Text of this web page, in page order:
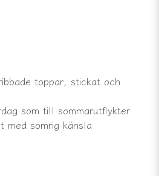
toppar, stickat och
som till sommarutflykter
med somrig känsla